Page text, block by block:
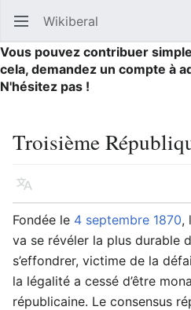
Ouvrir le menu principal Wikiberal
Vous pouvez contribuer
cela, demandez un compte à
N'hésitez pas !
Troisième
Langue
Fondée le 4 septembre 1870,
va se révéler la plus durable
s’effondrer, victime de la
la légalité a cessé d’être
républicaine. Le consensus